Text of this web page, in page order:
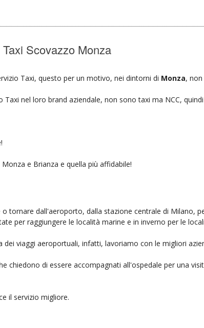
Taxi Scovazzo Monza
Taxi, questo per un motivo, nei dintorni di Monza,
nel loro brand aziendale, non sono taxi ma NCC,
e Brianza e quella più affidabile!
o tornare dall'aeroporto, dalla stazione centrale di Milano,
per raggiungere le località marine e in inverno per le
dei viaggi aeroportuali, infatti, lavoriamo con le migliori
chiedono di essere accompagnati all'ospedale per una
il servizio migliore.